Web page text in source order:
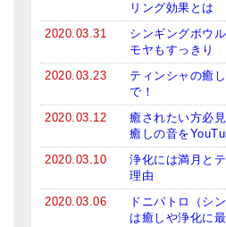
リング効果とは
2020.03.31
シンギングボウ
モヤもすっきり
2020.03.23
ティンシャの癒
で！
2020.03.12
癒されたい方必
癒しの音を
2020.03.10
浄化には満月と
理由
2020.03.06
ドニパトロ（シ
は癒しや浄化に最